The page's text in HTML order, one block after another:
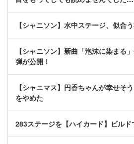
【シャニソン】水中ステージ、似合
【シャニソン】新曲「泡沫に染まる
弾が公開！
【シャニマス】円香ちゃんが幸せそ
をやめた
283ステージを【ハイカード】ビルド